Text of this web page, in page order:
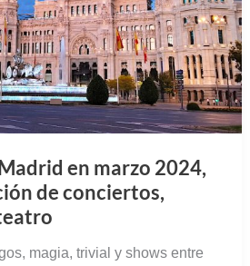
en marzo 2024,
de conciertos,
magia, trivial y shows entre